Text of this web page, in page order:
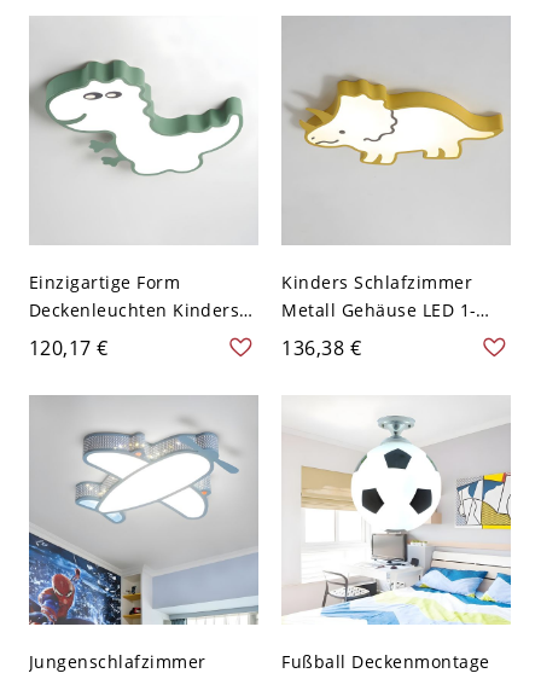
Weißlicht
Einzigartige Form
Deckenleuchten Kinderstil
Metall Deckenleuchte -
110V-120V Weißlicht
Dinosaurier
120,17 €
Kinders Schlafzimmer
Metall Gehäuse LED 1-
Licht Deckenlampe
Cartoon Dinosaurier
Design Deckenleuchte -
Gelb 110V-120V Weißlicht
136,38 €
Jungenschlafzimmer
Fußball Deckenmontage